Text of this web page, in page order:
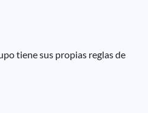
tiene sus propias reglas de